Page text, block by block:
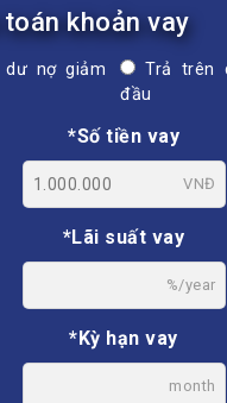
khoản vay
dư nợ giảm
Trả trên
đầu
*Số tiền vay
VNĐ
*Lãi suất vay
%/year
*Kỳ hạn vay
month